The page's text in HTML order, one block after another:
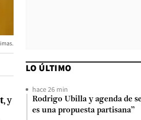
, y
LO ÚLTIMO
hace 26 min
Rodrigo Ubilla y agenda de
es una propuesta partisana”